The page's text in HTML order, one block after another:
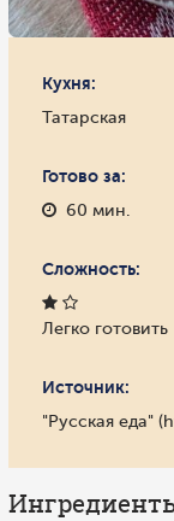
Кухня:
Татарская
Готово за:
60 мин.
Сложность:
Легко готовить
Источник:
"Русская еда"